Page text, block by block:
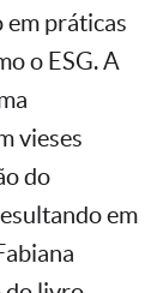
em práticas
o ESG. A
vieses
do
em